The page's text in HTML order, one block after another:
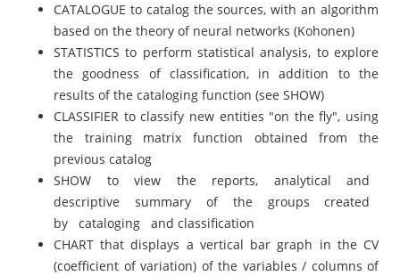
CATALOGUE to catalog the sources, with an algorithm
based on the theory of neural networks (Kohonen)
STATISTICS to perform statistical analysis, to explore
the goodness of classification, in addition to the
results of the cataloging function (see SHOW)
CLASSIFIER to classify new entities "on the fly", using
the training matrix function obtained from the
previous catalog
SHOW to view the reports, analytical and
descriptive summary of the groups created
by cataloging and classification
CHART that displays a vertical bar graph in the CV
(coefficient of variation) of the variables / columns of